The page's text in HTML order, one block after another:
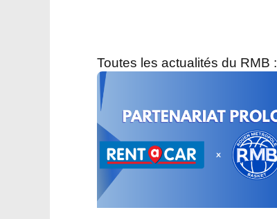
Toutes les actualités du RMB :